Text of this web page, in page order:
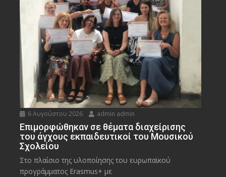
6 Αυγούστου 2026 admin admin
Eπιμορφώθηκαν σε θέματα διαχείρισης
του άγχους εκπαιδευτικοί του Μουσικού
Σχολείου
Στο πλαίσιο της υλοποίησης του ευρωπαϊκού
προγράμματος Erasmus+ με